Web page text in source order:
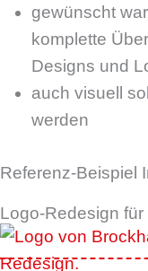
gewünscht
komplette
Designs und
auch visuell
werden
Referenz-Beispiel
Logo-Redesign